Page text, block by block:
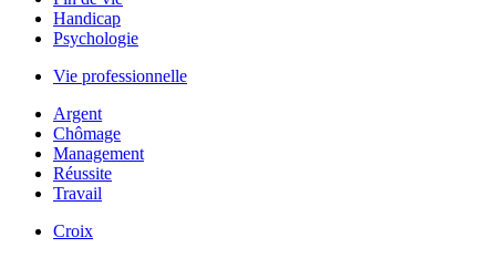
Handicap
Psychologie
Vie professionnelle
Argent
Chômage
Management
Réussite
Travail
Croix